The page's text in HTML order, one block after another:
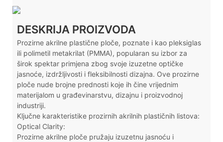
DESKRIJA PROIZVODA
Prozirne akrilne plastične ploče, poznate i kao pleksiglas
ili polimetil metakrilat (PMMA), popularan su izbor za
širok spektar primjena zbog svoje izuzetne optičke
jasnoće, izdržljivosti i fleksibilnosti dizajna. Ove prozirne
ploče nude brojne prednosti koje ih čine vrijednim
materijalom u građevinarstvu, dizajnu i proizvodnoj
industriji.
Ključne karakteristike prozirnih akrilnih plastičnih listova:
Optical Clarity:
Prozirne akrilne ploče pružaju izuzetnu jasnoću i